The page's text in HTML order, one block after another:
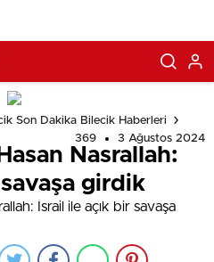
Son Dakika Bilecik Haberleri
369
3 Ağustos 2024
Nasrallah:
girdik